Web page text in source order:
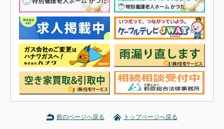
前のページへ戻る トップページへ戻る